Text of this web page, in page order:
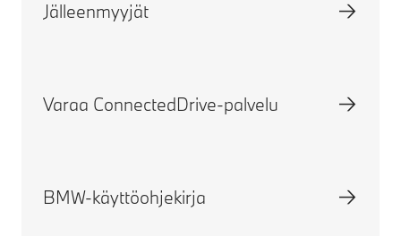
Jälleenmyyjät
Varaa ConnectedDrive-palvelu
BMW-käyttöohjekirja